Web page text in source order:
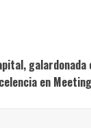
galardonada
en